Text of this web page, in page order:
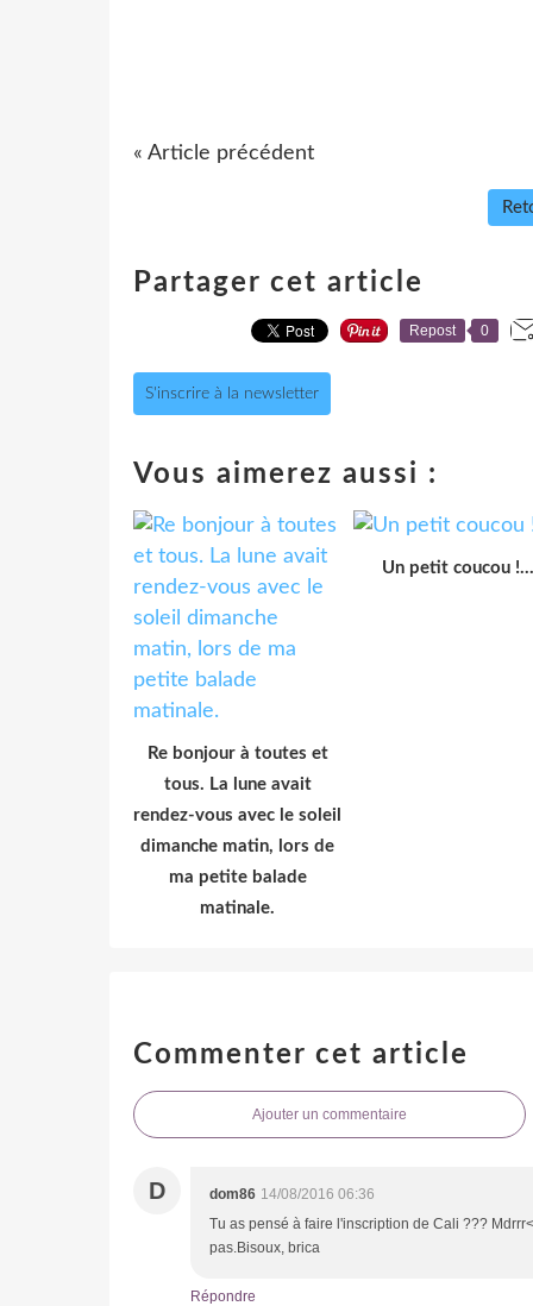
« Article précédent
Partager cet article
Repost 0
S'inscrire à la newsletter
Vous aimerez aussi :
Re bonjour à toutes et
tous. La lune avait
rendez-vous avec le soleil
dimanche matin, lors de
ma petite balade
matinale.
Un petit coucou !...
Commenter cet article
Ajouter un commentaire
D dom86 14/08/2016 06:36
Tu as pensé à faire l'inscription de Cali ???
pas.Bisoux, brica
Répondre